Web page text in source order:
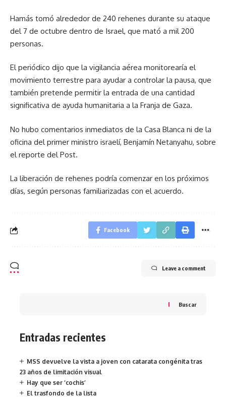
Hamás tomó alrededor de 240 rehenes durante su ataque
del 7 de octubre dentro de Israel, que mató a mil 200
personas.
El periódico dijo que la vigilancia aérea monitorearía el
movimiento terrestre para ayudar a controlar la pausa, que
también pretende permitir la entrada de una cantidad
significativa de ayuda humanitaria a la Franja de Gaza.
No hubo comentarios inmediatos de la Casa Blanca ni de la
oficina del primer ministro israelí, Benjamín Netanyahu, sobre
el reporte del Post.
La liberación de rehenes podría comenzar en los próximos
días, según personas familiarizadas con el acuerdo.
Facebook
Leave a comment
Buscar
Entradas recientes
MSS devuelve la vista a joven con catarata congénita tras
23 años de limitación visual
Hay que ser ‘cochis’
El trasfondo de la lista